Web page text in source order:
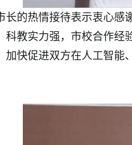
长的热情接待表示衷心感
科教实力强，市校合作经
加快促进双方在人工智能